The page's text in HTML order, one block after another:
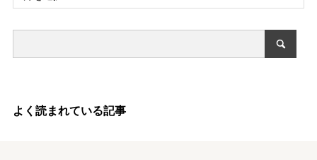
よく読まれている記事